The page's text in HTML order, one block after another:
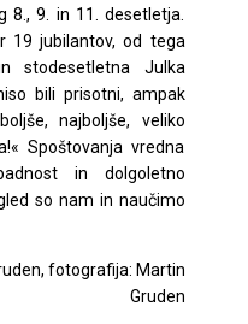
9. in 11. desetletja.
19 jubilantov, od tega
stodesetletna Julka
bili prisotni, ampak
najboljše, veliko
Spoštovanja vredna
in dolgoletno
so nam in naučimo
fotografija: Martin
Gruden